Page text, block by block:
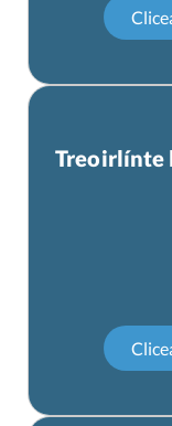
Treoirlínte